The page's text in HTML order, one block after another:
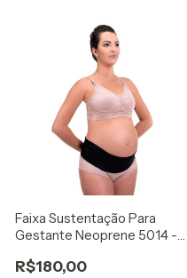
Faixa Sustentação Para
Gestante Neoprene 5014 -
R$180,00